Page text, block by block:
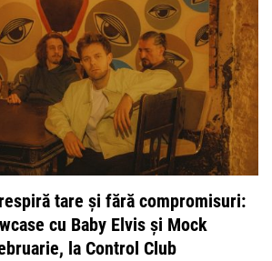
tare și fără compromisuri:
cu Baby Elvis și Mock
la Control Club